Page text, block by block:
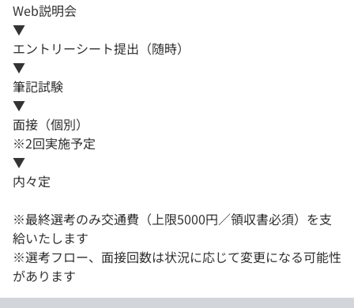
Web説明会
▼
エントリーシート提出（随時）
▼
筆記試験
▼
面接（個別）
※2回実施予定
▼
内々定
※最終選考のみ交通費（上限5000円／領収書必須）を支
給いたします
※選考フロー、面接回数は状況に応じて変更になる可能性
があります